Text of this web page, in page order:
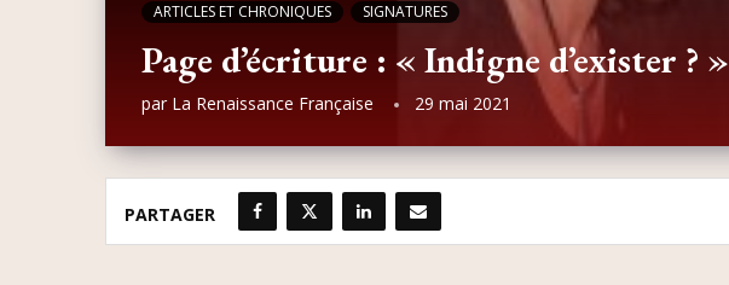
ARTICLES ET CHRONIQUES SIGNATURES
Page d’écriture : « Indigne d’exister ? »
par La Renaissance Française 29 mai 2021
PARTAGER